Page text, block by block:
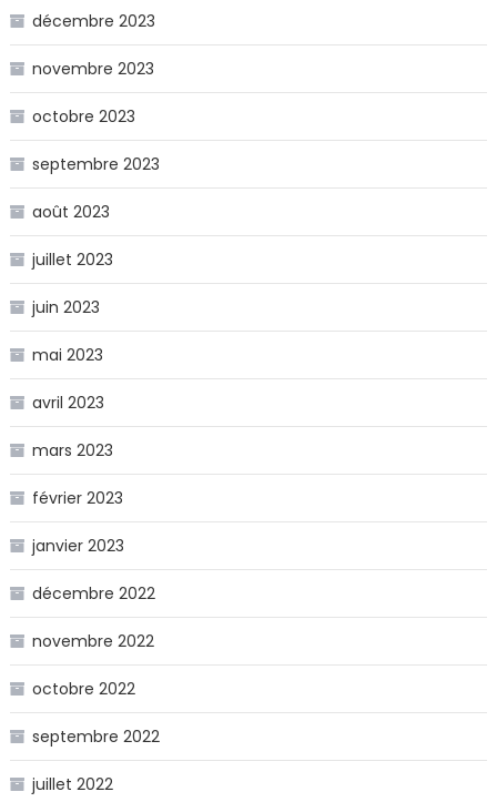
décembre 2023
novembre 2023
octobre 2023
septembre 2023
août 2023
juillet 2023
juin 2023
mai 2023
avril 2023
mars 2023
février 2023
janvier 2023
décembre 2022
novembre 2022
octobre 2022
septembre 2022
juillet 2022